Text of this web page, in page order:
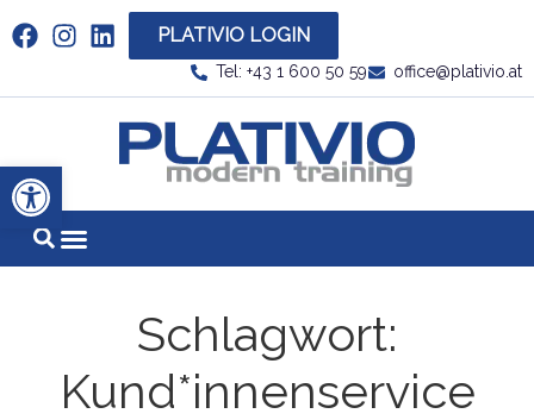
Werkzeugleiste öffnen
Link zu https://www.linkedin.com/company/
PLATIVIO LOGIN
Tel: +43 1 600 50 59 office@plativio.at
Link zu
Schlagwort:
Kund*innenservice